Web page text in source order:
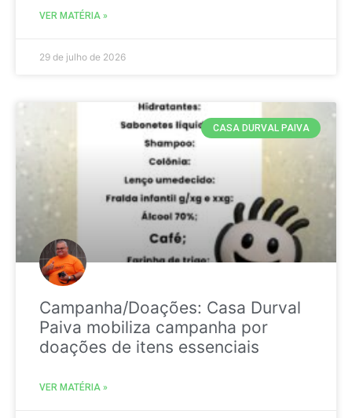
VER MATÉRIA »
29 de julho de 2026
CASA DURVAL PAIVA
Campanha/Doações: Casa Durval
Paiva mobiliza campanha por
doações de itens essenciais
VER MATÉRIA »